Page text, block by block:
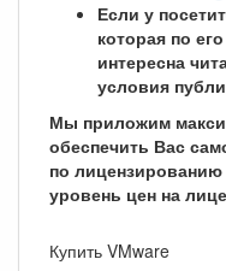
Если у
которая по
интересна
условия
Мы приложим
обеспечить Вас
по
уровень цен на
Купить VMware